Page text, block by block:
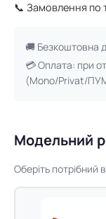
📞 Замовлення по
🚚 Безкоштовна
💳 Оплата: при
(Mono/Privat/
Модельний
Оберіть потрібний